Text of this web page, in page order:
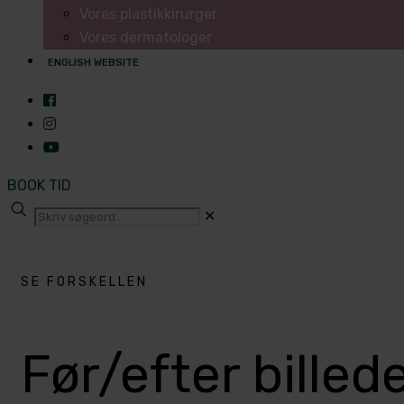
Vores plastikkirurger
Vores dermatologer
ENGLISH WEBSITE
BOOK TID
✕
SE FORSKELLEN
Før/efter